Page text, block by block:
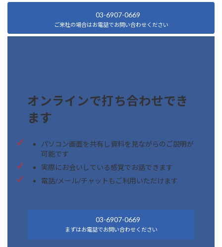
03-6907-0669
ご来社の場合はお電話でお問い合わせください
オンラインで打ち合わせでき
ます
パソコン画面を共有し資料を見ながらのご説明が
可能です
実際にお会いしている感覚でお話できます
電話/メール/チャットもご利用いただけます
03-6907-0669
まずはお電話でお問い合わせください